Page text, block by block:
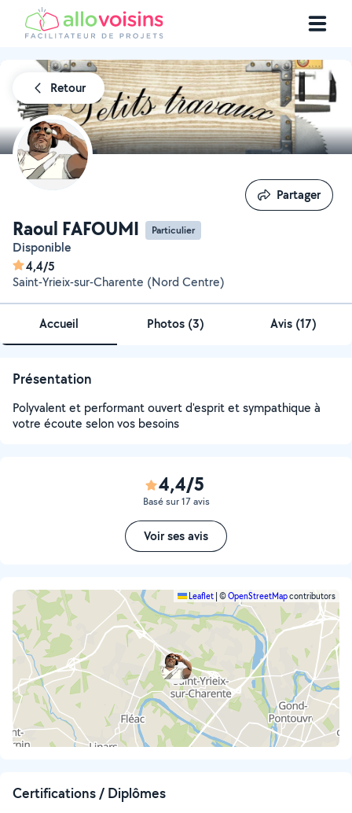
Retour
Raoul FAFOUMI Particulier
Disponible
4,4/5
Saint-Yrieix-sur-Charente (Nord Centre)
Partager
Partager
Accueil Photos (3) Avis (17)
Présentation
Polyvalent et performant ouvert d'esprit et sympathique à
votre écoute selon vos besoins
4,4/5
Basé sur 17 avis
Voir ses avis
Leaflet ©OpenStreetMapcontributors
Certifications / Diplômes